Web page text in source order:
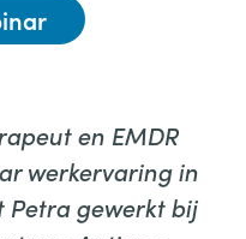
en EMDR
werkervaring in
gewerkt bij